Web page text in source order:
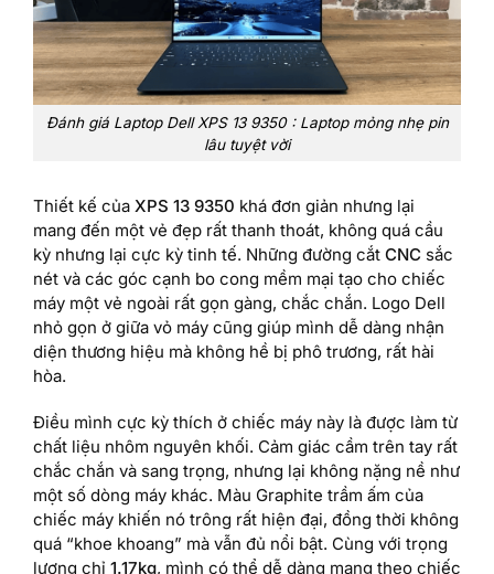
Đánh giá Laptop Dell XPS 13 9350 : Laptop mỏng nhẹ pin
lâu tuyệt vời
Thiết kế của XPS 13 9350 khá đơn giản nhưng lại
mang đến một vẻ đẹp rất thanh thoát, không quá cầu
kỳ nhưng lại cực kỳ tinh tế. Những đường cắt CNC sắc
nét và các góc cạnh bo cong mềm mại tạo cho chiếc
máy một vẻ ngoài rất gọn gàng, chắc chắn. Logo Dell
nhỏ gọn ở giữa vỏ máy cũng giúp mình dễ dàng nhận
diện thương hiệu mà không hề bị phô trương, rất hài
hòa.
Điều mình cực kỳ thích ở chiếc máy này là được làm từ
chất liệu nhôm nguyên khối. Cảm giác cầm trên tay rất
chắc chắn và sang trọng, nhưng lại không nặng nề như
một số dòng máy khác. Màu Graphite trầm ấm của
chiếc máy khiến nó trông rất hiện đại, đồng thời không
quá “khoe khoang” mà vẫn đủ nổi bật. Cùng với trọng
lượng chỉ 1.17kg, mình có thể dễ dàng mang theo chiếc